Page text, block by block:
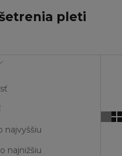
pleti
najvyššiu
najnižšiu